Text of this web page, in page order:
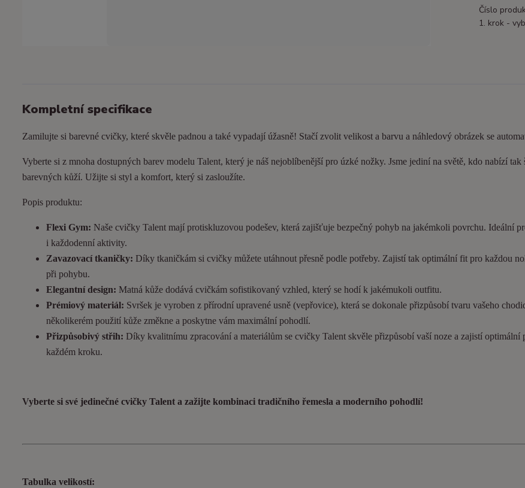
Číslo
1. krok -
Kompletní specifikace
Zamilujte si barevné cvičky, které skvěle padnou a také vypadají úžasně! Stačí zvolit velikost a barvu a náhledový obrázek se
Vyberte si z mnoha dostupných barev modelu Talent, který je náš nejoblíbenější pro úzké nožky. Jsme jediní na světě, kdo nabízí tak
barevných kůží. Užijte si styl a komfort, který si zasloužíte.
Popis produktu:
Flexi Gym: Naše cvičky Talent mají protiskluzovou podešev, která zajišťuje bezpečný pohyb na jakémkoli povrchu. Ideální
i každodenní aktivity.
Zavazovací tkaničky: Díky tkaničkám si cvičky můžete utáhnout přesně podle potřeby. Zajistí tak optimální fit pro každou
při pohybu.
Elegantní design: Matná kůže dodává cvičkám sofistikovaný vzhled, který se hodí k jakémukoli outfitu.
Prémiový materiál: Svršek je vyroben z přírodní upravené usně (vepřovice), která se dokonale přizpůsobí tvaru vašeho
několikerém použití kůže změkne a poskytne vám maximální pohodlí.
Přizpůsobivý střih: Díky kvalitnímu zpracování a materiálům se cvičky Talent skvěle přizpůsobí vaší noze a zajistí optimální
každém kroku.
Vyberte si své jedinečné cvičky Talent a zažijte kombinaci tradičního řemesla a moderního pohodlí!
Tabulka velikostí: